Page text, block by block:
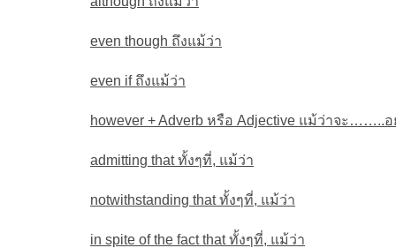
even though ถึงแม้ว่า
even if ถึงแม้ว่า
however + Adverb หรือ Adjective แม้ว่าจะ……..อ
admitting that ทั้งๆที่, แม้ว่า
notwithstanding that ทั้งๆที่, แม้ว่า
in spite of the fact that ทั้งๆที่, แม้ว่า